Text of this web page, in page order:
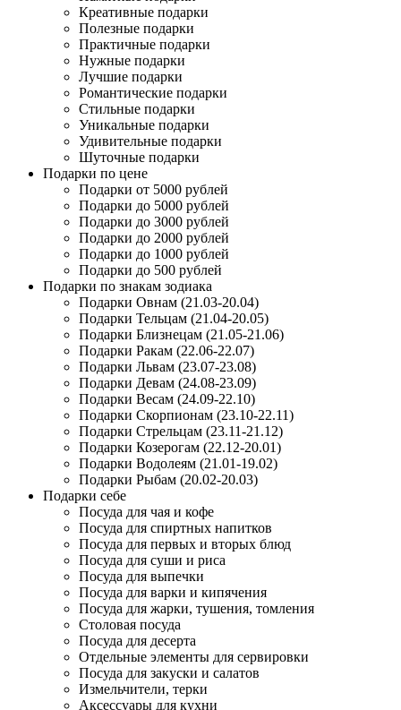
Креативные подарки
Полезные подарки
Практичные подарки
Нужные подарки
Лучшие подарки
Романтические подарки
Стильные подарки
Уникальные подарки
Удивительные подарки
Шуточные подарки
Подарки по цене
Подарки от 5000 рублей
Подарки до 5000 рублей
Подарки до 3000 рублей
Подарки до 2000 рублей
Подарки до 1000 рублей
Подарки до 500 рублей
Подарки по знакам зодиака
Подарки Овнам (21.03-20.04)
Подарки Тельцам (21.04-20.05)
Подарки Близнецам (21.05-21.06)
Подарки Ракам (22.06-22.07)
Подарки Львам (23.07-23.08)
Подарки Девам (24.08-23.09)
Подарки Весам (24.09-22.10)
Подарки Скорпионам (23.10-22.11)
Подарки Стрельцам (23.11-21.12)
Подарки Козерогам (22.12-20.01)
Подарки Водолеям (21.01-19.02)
Подарки Рыбам (20.02-20.03)
Подарки себе
Посуда для чая и кофе
Посуда для спиртных напитков
Посуда для первых и вторых блюд
Посуда для суши и риса
Посуда для выпечки
Посуда для варки и кипячения
Посуда для жарки, тушения, томления
Столовая посуда
Посуда для десерта
Отдельные элементы для сервировки
Посуда для закуски и салатов
Измельчители, терки
Аксессуары для кухни